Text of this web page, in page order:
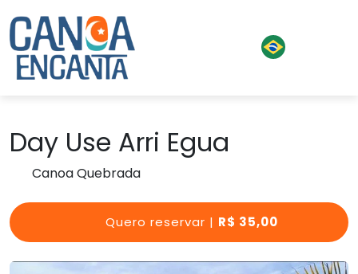
Day Use Arri Egua
Canoa Quebrada
Quero reservar | R$ 35,00